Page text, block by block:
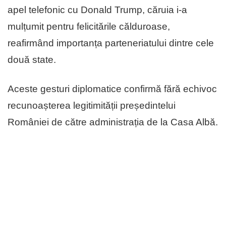
apel telefonic cu Donald Trump, căruia i-a
mulțumit pentru felicitările călduroase,
reafirmând importanța parteneriatului dintre cele
două state.
Aceste gesturi diplomatice confirmă fără echivoc
recunoașterea legitimității președintelui
României de către administrația de la Casa Albă.